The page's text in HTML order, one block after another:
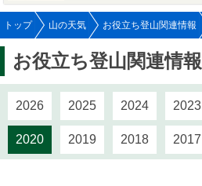
トップ 山の天気 お役立ち登山関連情報
お役立ち登山関連情報
2026 2025 2024 2023
2020 2019 2018 2017